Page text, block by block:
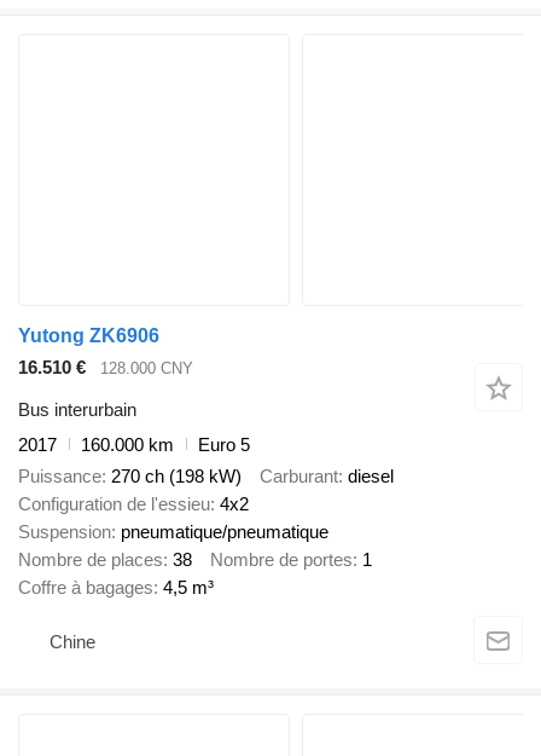
Yutong ZK6906
16.510 €
128.000 CNY
Bus interurbain
2017
160.000 km
Euro 5
Puissance 270 ch (198 kW) Carburant diesel
Configuration de l'essieu 4x2
Suspension pneumatique/pneumatique
Nombre de places 38 Nombre de portes 1
Coffre à bagages 4,5 m³
Chine